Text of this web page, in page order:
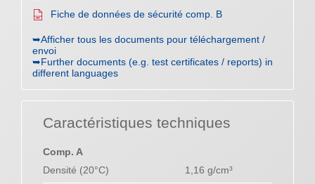
Fiche de données de sécurité comp. B
➥Afficher tous les documents pour téléchargement /
envoi
➥Further documents (e.g. test certificates / reports) in
different languages
Caractéristiques techniques
Comp. A
Densité (20°C)
1,16 g/cm³